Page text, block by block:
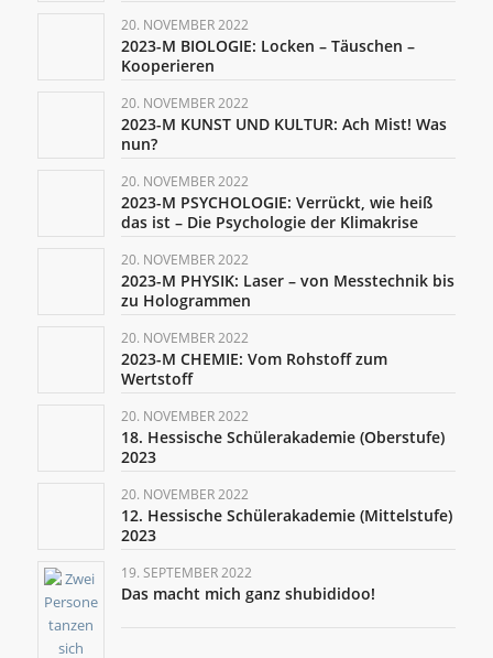
20. NOVEMBER 2022
2023-M BIOLOGIE: Locken – Täuschen –
Kooperieren
20. NOVEMBER 2022
2023-M KUNST UND KULTUR: Ach Mist! Was
nun?
20. NOVEMBER 2022
2023-M PSYCHOLOGIE: Verrückt, wie heiß
das ist – Die Psychologie der Klimakrise
20. NOVEMBER 2022
2023-M PHYSIK: Laser – von Messtechnik bis
zu Hologrammen
20. NOVEMBER 2022
2023-M CHEMIE: Vom Rohstoff zum
Wertstoff
20. NOVEMBER 2022
18. Hessische Schülerakademie (Oberstufe)
2023
20. NOVEMBER 2022
12. Hessische Schülerakademie (Mittelstufe)
2023
19. SEPTEMBER 2022
Das macht mich ganz shubididoo!